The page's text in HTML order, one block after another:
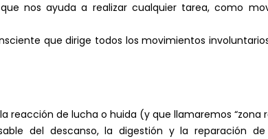
nos ayuda a realizar cualquier tarea, como
que dirige todos los movimientos
reacción de lucha o huida (y que llamaremos “zona
del descanso, la digestión y la reparación